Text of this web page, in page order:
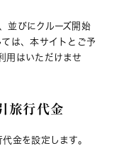
並びにクルーズ開始
は、本サイトとご予
用はいただけませ
旅行代金
金を設定します。